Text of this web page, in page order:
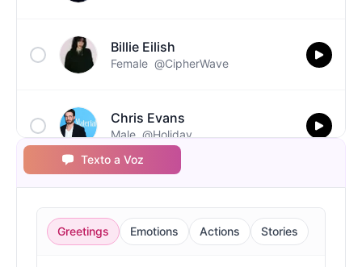
Billie Eilish
Female @CipherWave
Chris Evans
Male @Holiday
Christopher Walken
Male @Kairox
Texto a Voz
Greetings Emotions Actions Stories